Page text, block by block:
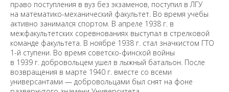
право поступления в вуз без экзаменов, поступил в ЛГУ
на математико-механический факультет. Во время учебы
активно занимался спортом. В апреле 1938 г. в
межфакультетских соревнованиях выступал в стрелковой
команде факультета. В ноябре 1938 г. стал значкистом ГТО
1-й ступени. Во время советско-финской войны
в 1939 г. добровольцем ушел в лыжный батальон. После
возвращения в марте 1940 г. вместе со всеми
универсантами — добровольцами был снят на фоне